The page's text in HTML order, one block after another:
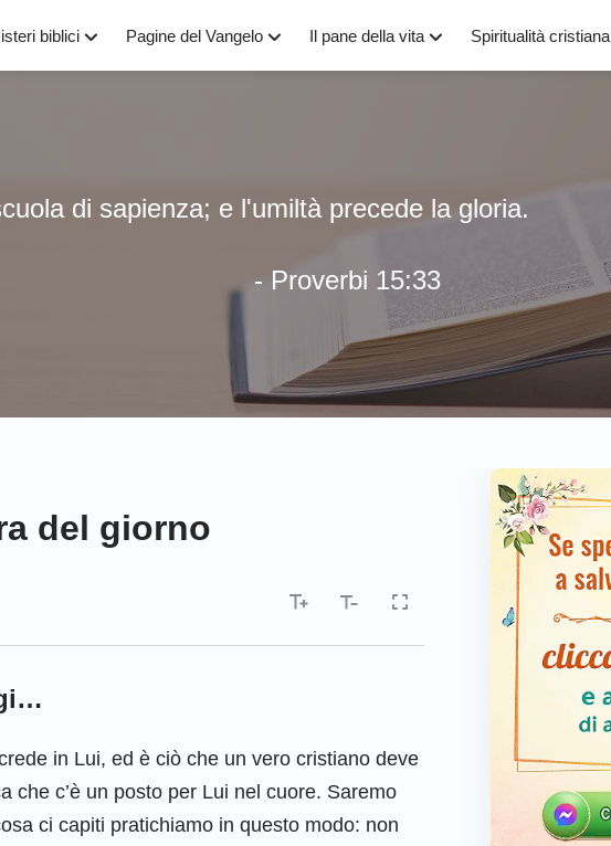
biblici Pagine del Vangelo Il pane della vita Spiritualità cristiana
di sapienza; e l'umiltà precede la gloria.
- Proverbi 15:33
del giorno
in Lui, ed è ciò che un vero cristiano deve
che c’è un posto per Lui nel cuore. Saremo
ci capiti pratichiamo in questo modo: non